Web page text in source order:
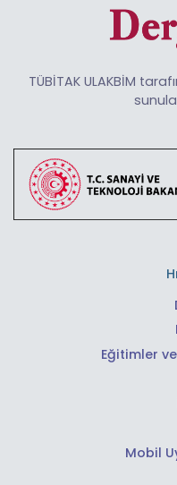
TÜBİTAK ULAKBİM
Eğitimler
Mobil